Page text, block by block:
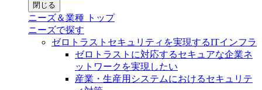
閉じる
ニーズ＆業種 トップ
ニーズで探す
ゼロトラストセキュリティを実現するITインフラ
ゼロトラストに対応するセキュアな企業ネ
ットワークを実現したい
産業・生産用システムにおけるセキュリテ